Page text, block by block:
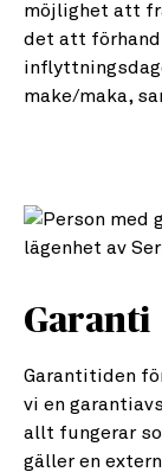
möjlighet att
det att
make/maka,
Garanti
Garantitiden
vi en
allt fungerar
gäller en